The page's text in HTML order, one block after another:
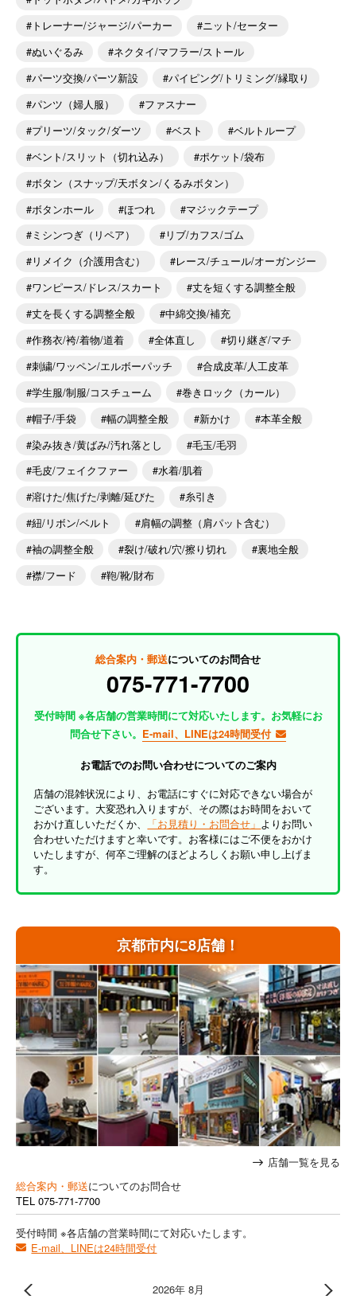
京都市内に8店舗！
店舗一覧を見る
総合案内・郵送についてのお問合せ
TEL 075-771-7700
受付時間 ※各店舗の営業時間にて対応いたします。
E-mail、LINEは24時間受付
2026年 8月
トレーナー/ジャージ/パーカー
ニット/セーター
ぬいぐるみ
ネクタイ/マフラー/ストール
パーツ交換/パーツ新設
パイピング/トリミング/縁取り
パンツ（婦人服）
ファスナー
プリーツ/タック/ダーツ
ベスト
ベルトループ
ベント/スリット（切れ込み）
ポケット/袋布
ボタン（スナップ/天ボタン/くるみボタン）
ボタンホール
ほつれ
マジックテープ
ミシンつぎ（リペア）
リブ/カフス/ゴム
リメイク（介護用含む）
レース/チュール/オーガンジー
ワンピース/ドレス/スカート
丈を短くする調整全般
丈を長くする調整全般
中綿交換/補充
作務衣/袴/着物/道着
全体直し
切り継ぎ/マチ
刺繍/ワッペン/エルボーパッチ
合成皮革/人工皮革
学生服/制服/コスチューム
巻きロック（カール）
帽子/手袋
幅の調整全般 新かけ
本革全般
染み抜き/黄ばみ/汚れ落とし
毛玉/毛羽
毛皮/フェイクファー
水着/肌着
溶けた/焦げた/剥離/延びた
糸引き
紐/リボン/ベルト
肩幅の調整（肩パット含む）
袖の調整全般
裂け/破れ/穴/擦り切れ
裏地全般
襟/フード
鞄/靴/財布
総合案内・郵送についてのお問合せ
075-771-7700
受付時間 ※各店舗の営業時間にて対応いたします。お気軽にお
問合せ下さい。 E-mail、LINEは24時間受付
お電話でのお問い合わせについてのご案内
店舗の混雑状況により、お電話にすぐに対応できない場合が
ございます。大変恐れ入りますが、その際はお時間をおいて
おかけ直しいただくか、
「お見積り・お問合せ」 よりお問い
合わせいただけますと幸いです。お客様にはご不便をおかけ
いたしますが、何卒ご理解のほどよろしくお願い申し上げま
す。